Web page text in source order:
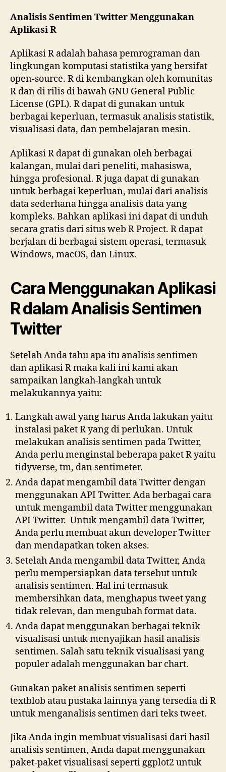
Analisis Sentimen Twitter Menggunakan
Aplikasi R
Aplikasi R adalah bahasa pemrograman dan
lingkungan komputasi statistika yang bersifat
open-source. R di kembangkan oleh komunitas
R dan di rilis di bawah GNU General Public
License (GPL). R dapat di gunakan untuk
berbagai keperluan, termasuk analisis statistik,
visualisasi data, dan pembelajaran mesin.
Aplikasi R dapat di gunakan oleh berbagai
kalangan, mulai dari peneliti, mahasiswa,
hingga profesional. R juga dapat di gunakan
untuk berbagai keperluan, mulai dari analisis
data sederhana hingga analisis data yang
kompleks. Bahkan aplikasi ini dapat di unduh
secara gratis dari situs web R Project. R dapat
berjalan di berbagai sistem operasi, termasuk
Windows, macOS, dan Linux.
Cara Menggunakan Aplikasi
R dalam Analisis Sentimen
Twitter
Setelah Anda tahu apa itu analisis sentimen
dan aplikasi R maka kali ini kami akan
sampaikan langkah-langkah untuk
melakukannya yaitu:
Langkah awal yang harus Anda lakukan yaitu
instalasi paket R yang di perlukan. Untuk
melakukan analisis sentimen pada Twitter,
Anda perlu menginstal beberapa paket R yaitu
tidyverse, tm, dan sentimeter.
Anda dapat mengambil data Twitter dengan
menggunakan API Twitter. Ada berbagai cara
untuk mengambil data Twitter menggunakan
API Twitter. Untuk mengambil data Twitter,
Anda perlu membuat akun developer Twitter
dan mendapatkan token akses.
Setelah Anda mengambil data Twitter, Anda
perlu mempersiapkan data tersebut untuk
analisis sentimen. Hal ini termasuk
membersihkan data, menghapus tweet yang
tidak relevan, dan mengubah format data.
Anda dapat menggunakan berbagai teknik
visualisasi untuk menyajikan hasil analisis
sentimen. Salah satu teknik visualisasi yang
populer adalah menggunakan bar chart.
Gunakan paket analisis sentimen seperti
textblob atau pustaka lainnya yang tersedia di R
untuk menganalisis sentimen dari teks tweet.
Jika Anda ingin membuat visualisasi dari hasil
analisis sentimen, Anda dapat menggunakan
paket-paket visualisasi seperti ggplot2 untuk